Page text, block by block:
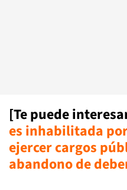
[Te puede
es inhabilitada
ejercer cargos
abandono de